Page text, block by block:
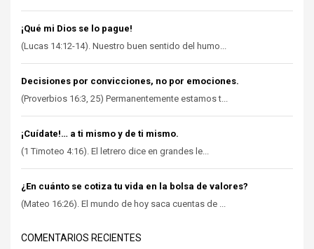
¡Qué mi Dios se lo pague!
(Lucas 14:12-14). Nuestro buen sentido del humo...
Decisiones por convicciones, no por emociones.
(Proverbios 16:3, 25) Permanentemente estamos t...
¡Cuídate!… a ti mismo y de ti mismo.
(1 Timoteo 4:16). El letrero dice en grandes le...
¿En cuánto se cotiza tu vida en la bolsa de valores?
(Mateo 16:26). El mundo de hoy saca cuentas de ...
COMENTARIOS RECIENTES